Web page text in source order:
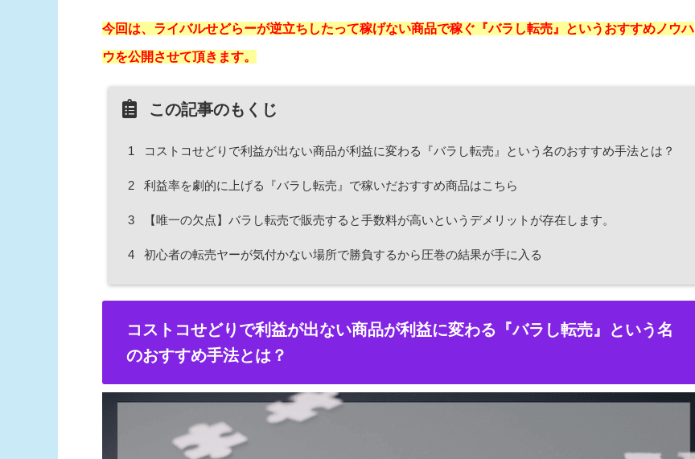
今回は、ライバルせどらーが逆立ちしたって稼げない商品で稼ぐ『バラし転売』というおすすめノウハ
ウを公開させて頂きます。
この記事のもくじ
1 コストコせどりで利益が出ない商品が利益に変わる『バラし転売』という名のおすすめ手法とは？
2 利益率を劇的に上げる『バラし転売』で稼いだおすすめ商品はこちら
3 【唯一の欠点】バラし転売で販売すると手数料が高いというデメリットが存在します。
4 初心者の転売ヤーが気付かない場所で勝負するから圧巻の結果が手に入る
コストコせどりで利益が出ない商品が利益に変わる『バラし転売』という名
のおすすめ手法とは？